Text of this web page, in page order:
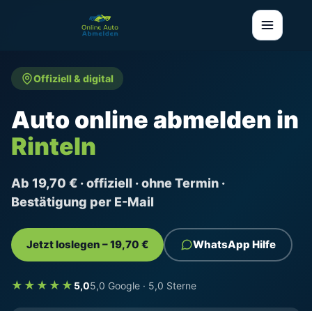
Offiziell & digital
Auto online abmelden in
Rinteln
Ab 19,70 € · offiziell · ohne Termin ·
Bestätigung per E-Mail
Jetzt loslegen – 19,70 € WhatsApp Hilfe
★★★★★ 5,05,0 Google · 5,0 Sterne